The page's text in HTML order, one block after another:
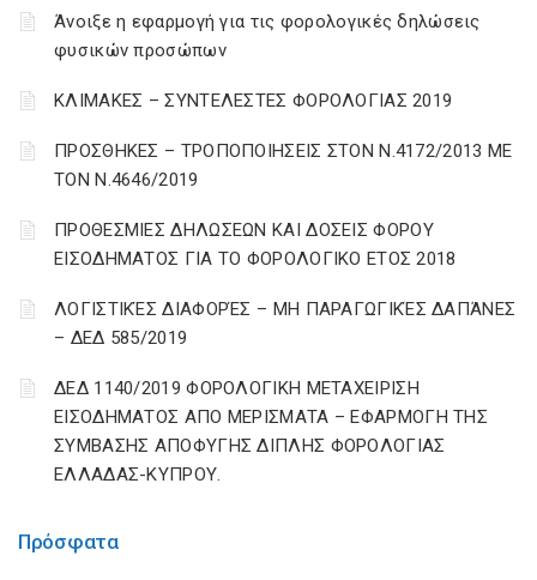
Πρόσφατα
Άνοιξε η εφαρμογή για τις φορολογικές δηλώσεις
φυσικών προσώπων
ΚΛΙΜΑΚΕΣ – ΣΥΝΤΕΛΕΣΤΕΣ ΦΟΡΟΛΟΓΙΑΣ 2019
ΠΡΟΣΘΗΚΕΣ – ΤΡΟΠΟΠΟΙΗΣΕΙΣ ΣΤΟΝ Ν.4172/2013 ΜΕ
ΤΟΝ Ν.4646/2019
ΠΡΟΘΕΣΜΙΕΣ ΔΗΛΩΣΕΩΝ ΚΑΙ ΔΟΣΕΙΣ ΦΟΡΟΥ
ΕΙΣΟΔΗΜΑΤΟΣ ΓΙΑ ΤΟ ΦΟΡΟΛΟΓΙΚΟ ΕΤΟΣ 2018
ΛΟΓΙΣΤΙΚΈΣ ΔΙΑΦΟΡΈΣ – ΜΗ ΠΑΡΑΓΩΓΙΚΈΣ ΔΑΠΆΝΕΣ
– ΔΕΔ 585/2019
ΔΕΔ 1140/2019 ΦΟΡΟΛΟΓΙΚΗ ΜΕΤΑΧΕΙΡΙΣΗ
ΕΙΣΟΔΗΜΑΤΟΣ ΑΠΟ ΜΕΡΙΣΜΑΤΑ – ΕΦΑΡΜΟΓΗ ΤΗΣ
ΣΥΜΒΑΣΗΣ ΑΠΟΦΥΓΗΣ ΔΙΠΛΗΣ ΦΟΡΟΛΟΓΙΑΣ
ΕΛΛΑΔΑΣ-ΚΥΠΡΟΥ.